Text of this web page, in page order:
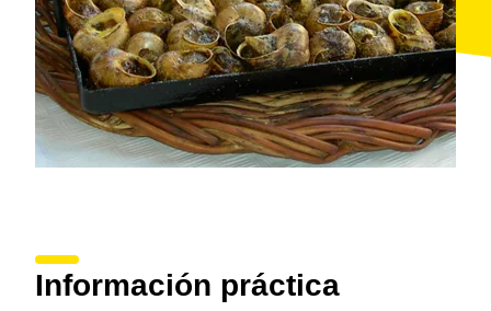
Información práctica